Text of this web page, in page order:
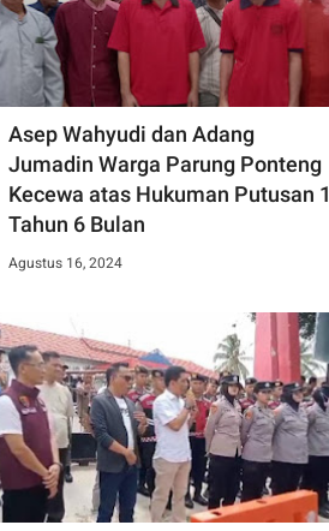
Asep Wahyudi dan Adang
Jumadin Warga Parung Ponteng
Kecewa atas Hukuman Putusan 1
Tahun 6 Bulan
Agustus 16, 2024